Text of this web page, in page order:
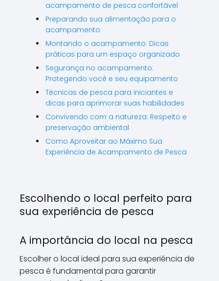
acampamento de pesca confortável
Preparando sua alimentação para o
acampamento
Montando o acampamento: Dicas
práticas para um espaço organizado
Segurança no acampamento:
Protegendo você e seu equipamento
Técnicas de pesca para iniciantes e
dicas para aprimorar suas habilidades
Convivendo com a natureza: Respeito e
preservação ambiental
Como Aproveitar ao Máximo Sua
Experiência de Acampamento de Pesca
Escolhendo o local perfeito para
sua experiência de pesca
A importância do local na pesca
Escolher o local ideal para sua experiência de
pesca é fundamental para garantir